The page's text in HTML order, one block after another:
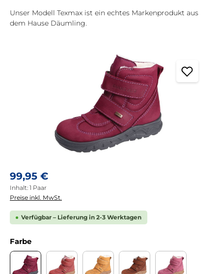
Unser Modell Texmax ist ein echtes Markenprodukt aus
dem Hause Däumling.
Regulärer Preis:
99,95 €
Inhalt: 1 Paar
Preise inkl. MwSt.
Verfügbar – Lieferung in 2-3 Werktagen
Farbeauswählen